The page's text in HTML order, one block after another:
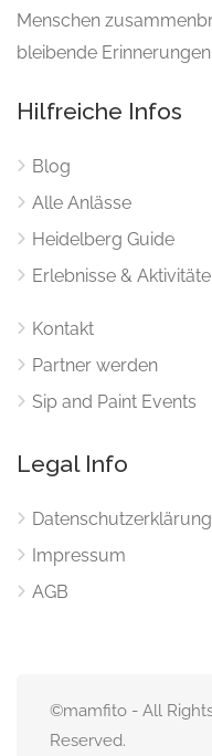
Menschen
bleibende Erinnerungen.
Hilfreiche Infos
Blog
Alle Anlässe
Heidelberg Guide
Erlebnisse &
Kontakt
Partner werden
Sip and Paint Events
Legal Info
Datenschutzerklärung
Impressum
AGB
©mamfito - All
Reserved.